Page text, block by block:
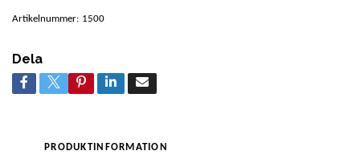
Artikelnummer: 1500
Dela
PRODUKTINFORMATION